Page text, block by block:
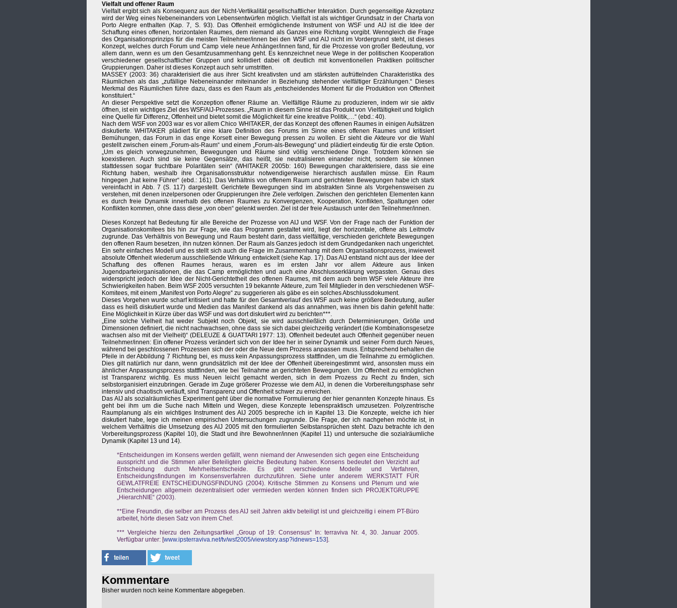
Vielfalt und offener Raum
Vielfalt ergibt sich als Konsequenz aus der Nicht-Vertikalität gesellschaftlicher Interaktion. Durch gegenseitige Akzeptanz
wird der Weg eines Nebeneinanders von Lebensentwürfen möglich. Vielfalt ist als wichtiger Grundsatz in der Charta von
Porto Alegre enthalten (Kap. 7, S. 93). Das Offenheit ermöglichende Instrument von WSF und AIJ ist die Idee der
Schaffung eines offenen, horizontalen Raumes, dem niemand als Ganzes eine Richtung vorgibt. Wenngleich die Frage
des Organisationsprinzips für die meisten Teilnehmer/innen bei den WSF und AIJ nicht im Vordergrund steht, ist dieses
Konzept, welches durch Forum und Camp viele neue Anhänger/innen fand, für die Prozesse von großer Bedeutung, vor
allem dann, wenn es um den Gesamtzusammenhang geht. Es kennzeichnet neue Wege in der politischen Kooperation
verschiedener gesellschaftlicher Gruppen und kollidiert dabei oft deutlich mit konventionellen Praktiken politischer
Gruppierungen. Daher ist dieses Konzept auch sehr umstritten.
MASSEY (2003: 36) charakterisiert die aus ihrer Sicht kreativsten und am stärksten aufrüttelnden Charakteristika des
Räumlichen als das „zufällige Nebeneinander miteinander in Beziehung stehender vielfältiger Erzählungen.“ Dieses
Merkmal des Räumlichen führe dazu, dass es den Raum als „entscheidendes Moment für die Produktion von Offenheit
konstituiert.“
An dieser Perspektive setzt die Konzeption offener Räume an. Vielfältige Räume zu produzieren, indem wir sie aktiv
öffnen, ist ein wichtiges Ziel des WSF/AIJ-Prozesses. „Raum in diesem Sinne ist das Produkt von Vielfältigkeit und folglich
eine Quelle für Differenz, Offenheit und bietet somit die Möglichkeit für eine kreative Politik,…“ (ebd.: 40).
Nach dem WSF von 2003 war es vor allem Chico WHITAKER, der das Konzept des offenen Raumes in einigen Aufsätzen
diskutierte. WHITAKER plädiert für eine klare Definition des Forums im Sinne eines offenen Raumes und kritisiert
Bemühungen, das Forum in das enge Korsett einer Bewegung pressen zu wollen. Er sieht die Akteure vor die Wahl
gestellt zwischen einem „Forum-als-Raum“ und einem „Forum-als-Bewegung“ und plädiert eindeutig für die erste Option.
„Um es gleich vorwegzunehmen, Bewegungen und Räume sind völlig verschiedene Dinge. Trotzdem können sie
koexistieren. Auch sind sie keine Gegensätze, das heißt, sie neutralisieren einander nicht, sondern sie können
stattdessen sogar fruchtbare Polaritäten sein“ (WHITAKER 2005b: 160) Bewegungen charakterisiere, dass sie eine
Richtung haben, weshalb ihre Organisationsstruktur notwendigerweise hierarchisch ausfallen müsse. Ein Raum
hingegen „hat keine Führer“ (ebd.: 161). Das Verhältnis von offenem Raum und gerichteten Bewegungen habe ich stark
vereinfacht in Abb. 7 (S. 117) dargestellt. Gerichtete Bewegungen sind im abstrakten Sinne als Vorgehensweisen zu
verstehen, mit denen inzelpersonen oder Gruppierungen ihre Ziele verfolgen. Zwischen den gerichteten Elementen kann
es durch freie Dynamik innerhalb des offenen Raumes zu Konvergenzen, Kooperation, Konflikten, Spaltungen oder
Konflikten kommen, ohne dass diese „von oben“ gelenkt werden. Ziel ist der freie Austausch unter den Teilnehmer/innen.
Dieses Konzept hat Bedeutung für alle Bereiche der Prozesse von AIJ und WSF. Von der Frage nach der Funktion der
Organisationskomitees bis hin zur Frage, wie das Programm gestaltet wird, liegt der horizontale, offene als Leitmotiv
zugrunde. Das Verhältnis von Bewegung und Raum besteht darin, dass vielfältige, verschieden gerichtete Bewegungen
den offenen Raum besetzen, ihn nutzen können. Der Raum als Ganzes jedoch ist dem Grundgedanken nach ungerichtet.
Ein sehr einfaches Modell und es stellt sich auch die Frage im Zusammenhang mit dem Organisationsprozess, inwieweit
absolute Offenheit wiederum ausschließende Wirkung entwickelt (siehe Kap. 17). Das AIJ entstand nicht aus der Idee der
Schaffung des offenen Raumes heraus, waren es im ersten Jahr vor allem Akteure aus linken
Jugendparteiorganisationen, die das Camp ermöglichten und auch eine Abschlusserklärung verpassten. Genau dies
widerspricht jedoch der Idee der Nicht-Gerichtetheit des offenen Raumes, mit dem auch beim WSF viele Akteure ihre
Schwierigkeiten haben. Beim WSF 2005 versuchten 19 bekannte Akteure, zum Teil Mitglieder in den verschiedenen WSF-
Komitees, mit einem „Manifest von Porto Alegre“ zu suggerieren als gäbe es ein solches Abschlussdokument.
Dieses Vorgehen wurde scharf kritisiert und hatte für den Gesamtverlauf des WSF auch keine größere Bedeutung, außer
dass es heiß diskutiert wurde und Medien das Manifest dankend als das annahmen, was ihnen bis dahin gefehlt hatte:
Eine Möglichkeit in Kürze über das WSF und was dort diskutiert wird zu berichten***.
„Eine solche Vielheit hat weder Subjekt noch Objekt, sie wird ausschließlich durch Determinierungen, Größe und
Dimensionen definiert, die nicht nachwachsen, ohne dass sie sich dabei gleichzeitig verändert (die Kombinationsgesetze
wachsen also mit der Vielheit)“ (DELEUZE & GUATTARI 1977: 13). Offenheit bedeutet auch Offenheit gegenüber neuen
Teilnehmer/innen: Ein offener Prozess verändert sich von der Idee her in seiner Dynamik und seiner Form durch Neues,
während bei geschlossenen Prozessen sich der oder die Neue dem Prozess anpassen muss. Entsprechend behalten die
Pfeile in der Abbildung 7 Richtung bei, es muss kein Anpassungsprozess stattfinden, um die Teilnahme zu ermöglichen.
Dies gilt natürlich nur dann, wenn grundsätzlich mit der Idee der Offenheit übereingestimmt wird, ansonsten muss ein
ähnlicher Anpassungsprozess stattfinden, wie bei Teilnahme an gerichteten Bewegungen. Um Offenheit zu ermöglichen
ist Transparenz wichtig. Es muss Neuen leicht gemacht werden, sich in dem Prozess zu Recht zu finden, sich
selbstorganisiert einzubringen. Gerade im Zuge größerer Prozesse wie dem AIJ, in denen die Vorbereitungsphase sehr
intensiv und chaotisch verläuft, sind Transparenz und Offenheit schwer zu erreichen.
Das AIJ als sozialräumliches Experiment geht über die normative Formulierung der hier genannten Konzepte hinaus. Es
geht bei ihm um die Suche nach Mitteln und Wegen, diese Konzepte lebenspraktisch umzusetzen. Polyzentrische
Raumplanung als ein wichtiges Instrument des AIJ 2005 bespreche ich in Kapitel 13. Die Konzepte, welche ich hier
diskutiert habe, lege ich meinen empirischen Untersuchungen zugrunde. Die Frage, der ich nachgehen möchte ist, in
welchem Verhältnis die Umsetzung des AIJ 2005 mit den formulierten Selbstansprüchen steht. Dazu betrachte ich den
Vorbereitungsprozess (Kapitel 10), die Stadt und ihre Bewohner/innen (Kapitel 11) und untersuche die sozialräumliche
Dynamik (Kapitel 13 und 14).
*Entscheidungen im Konsens werden gefällt, wenn niemand der Anwesenden sich gegen eine Entscheidung
ausspricht und die Stimmen aller Beteiligten gleiche Bedeutung haben. Konsens bedeutet den Verzicht auf
Entscheidung durch Mehrheitsentscheide. Es gibt verschiedene Modelle und Verfahren,
Entscheidungsfindungen im Konsensverfahren durchzuführen. Siehe unter anderem WERKSTATT FÜR
GEWLATFREIE ENTSCHEIDUNGSFINDUNG (2004). Kritische Stimmen zu Konsens und Plenum und wie
Entscheidungen allgemein dezentralisiert oder vermieden werden können finden sich PROJEKTGRUPPE
„HierarchNIE“ (2003).
**Eine Freundin, die selber am Prozess des AIJ seit Jahren aktiv beteiligt ist und gleichzeitig i einem PT-Büro
arbeitet, hörte diesen Satz von ihrem Chef.
*** Vergleiche hierzu den Zeitungsartikel „Group of 19: Consensus“ In: terraviva Nr. 4, 30. Januar 2005.
Verfügbar unter: [www.ipsterraviva.net/tv/wsf2005/viewstory.asp?idnews=153].
Kommentare
Bisher wurden noch keine Kommentare abgegeben.